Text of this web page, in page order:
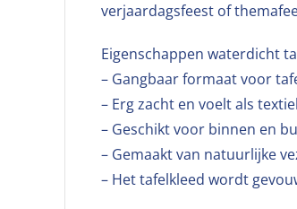
verjaardagsfeest of
Eigenschappen waterdicht
– Gangbaar formaat voor
– Erg zacht en voelt als
– Geschikt voor binnen en
– Gemaakt van natuurlijke
– Het tafelkleed wordt